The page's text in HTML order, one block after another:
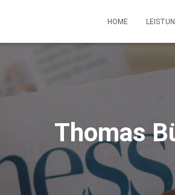
HOME
Thomas